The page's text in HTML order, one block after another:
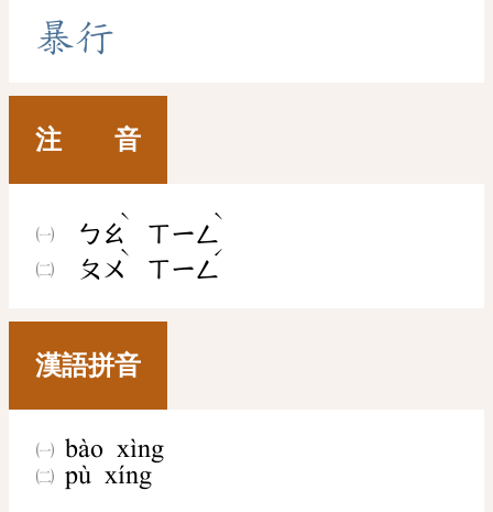
暴行
注 音
ㄅㄠ
ˋ
ㄒㄧㄥ
ˋ
ㄆㄨ
ˋ
ㄒㄧㄥ
ˊ
漢語拼音
bào xìng
pù xíng